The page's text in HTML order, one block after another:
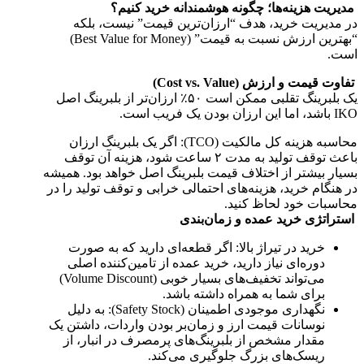
مدیریت هزینه‌ها؛ چگونه هوشمندانه خرید کنیم؟
در مدیریت خرید، هدف “ارزان‌ترین قیمت” نیست، بلکه
“بهترین ارزش نسبت به قیمت” (Best Value for Money)
است.
تفاوت قیمت و ارزش (Cost vs. Value)
یک بلبرینگ تقلبی ممکن است ۵۰٪ ارزان‌تر از بلبرینگ اصل
IKO باشد، اما این ارزان بودن یک فریب است.
محاسبه هزینه کل مالکیت (TCO): اگر یک بلبرینگ ارزان
باعث توقف تولید به مدت ۲ ساعت شود، هزینه آن توقف
بسیار بیشتر از اختلاف قیمت بلبرینگ اصل خواهد بود. همیشه
در هنگام خرید، هزینه‌های احتمالی خرابی و توقف تولید را در
محاسبات خود لحاظ کنید.
استراتژی خرید عمده و زمان‌بندی
خرید در تیراژ بالا: اگر قطعه‌ای دارید که به صورت
دوره‌ای نیاز دارید، خرید عمده از تامین‌کننده اصلی
می‌تواند تخفیف‌های بسیار خوبی (Volume Discount)
برای شما به همراه داشته باشد.
نگهداری موجودی اطمینان (Safety Stock): به دلیل
نوسانات قیمت ارز و زمان‌بر بودن واردات، داشتن یک
مقدار مشخص از بلبرینگ‌های پرمصرف در انبار، از
ریسک‌های بزرگ جلوگیری می‌کند.